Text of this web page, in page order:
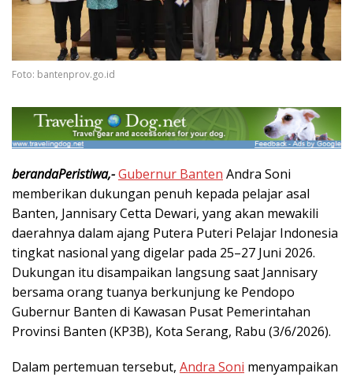
Foto: bantenprov.go.id
berandaPeristiwa,-Gubernur Banten Andra Soni
memberikan dukungan penuh kepada pelajar asal
Banten, Jannisary Cetta Dewari, yang akan mewakili
daerahnya dalam ajang Putera Puteri Pelajar Indonesia
tingkat nasional yang digelar pada 25–27 Juni 2026.
Dukungan itu disampaikan langsung saat Jannisary
bersama orang tuanya berkunjung ke Pendopo
Gubernur Banten di Kawasan Pusat Pemerintahan
Provinsi Banten (KP3B), Kota Serang, Rabu (3/6/2026).
Dalam pertemuan tersebut, Andra Soni menyampaikan